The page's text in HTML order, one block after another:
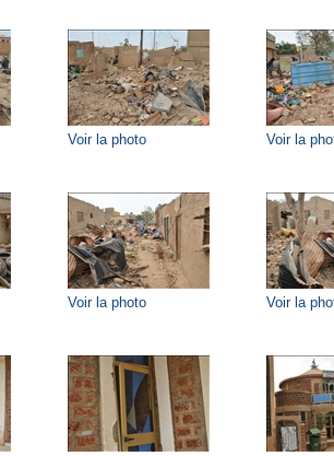
Voir la photo Voir la
Voir la photo Voir la